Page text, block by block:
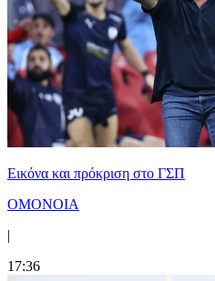
Εικόνα και πρόκριση στο ΓΣΠ
ΟΜΟΝΟΙΑ
|
17:36